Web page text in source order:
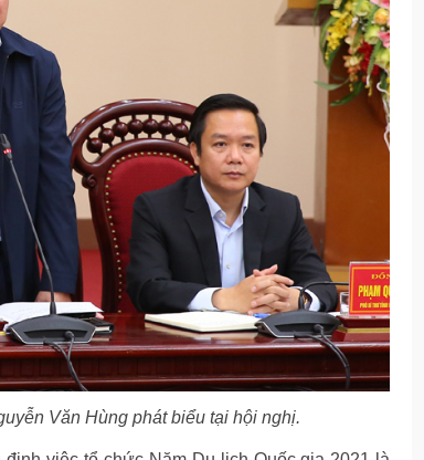
Văn Hùng phát biểu tại hội nghị.